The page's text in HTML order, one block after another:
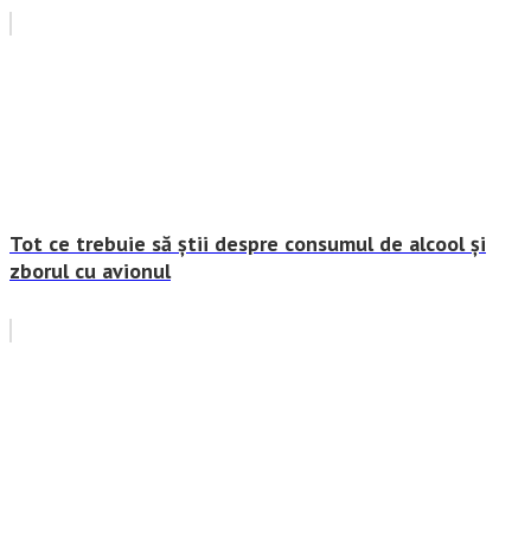
Tot ce trebuie să știi despre consumul de alcool și
zborul cu avionul